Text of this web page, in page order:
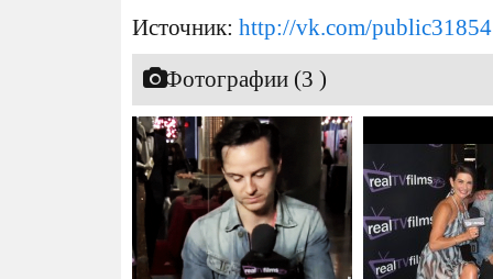
Источник: http://vk.com/
Фотографии (3 )